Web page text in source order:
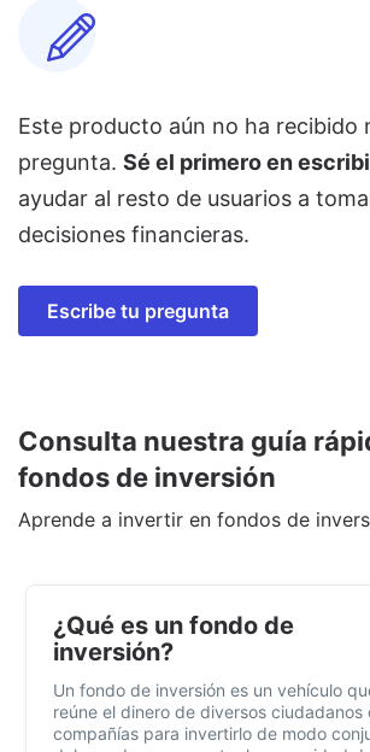
Este producto aún no ha recibido
pregunta. Sé el primero en
ayudar al resto de usuarios a
decisiones financieras.
Escribe tu pregunta
Consulta nuestra guía
fondos de inversión
Aprende a invertir en fondos de
¿Qué es un fondo de
inversión?
Un fondo de inversión es un vehículo
reúne el dinero de diversos ciudadanos
compañías para invertirlo de modo